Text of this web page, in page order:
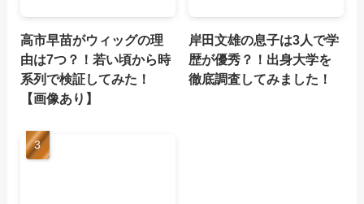
高市早苗がウィッグの理
由は7つ？！若い頃から時
系列で検証してみた！
【画像あり】
岸田文雄の息子は3人で学
歴が優秀？！出身大学を
徹底調査してみました！